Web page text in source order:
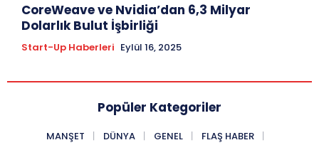
CoreWeave ve Nvidia’dan 6,3 Milyar
Dolarlık Bulut İşbirliği
Start-Up Haberleri Eylül 16, 2025
Popüler Kategoriler
MANŞET DÜNYA GENEL
FLAŞ HABER